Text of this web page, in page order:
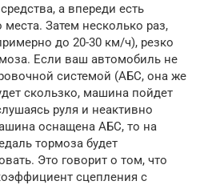
а впереди есть
Затем несколько раз,
до 20-30 км/ч), резко
Если ваш автомобиль не
системой (АБС, она же
скользко, машина пойдет
руля и неактивно
оснащена АБС, то на
тормоза будет
Это говорит о том, что
сцепления с